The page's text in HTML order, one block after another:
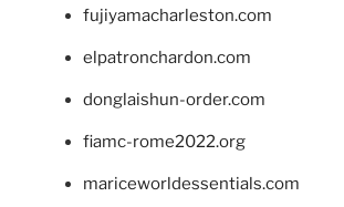
fujiyamacharleston.com
elpatronchardon.com
donglaishun-order.com
fiamc-rome2022.org
mariceworldessentials.com